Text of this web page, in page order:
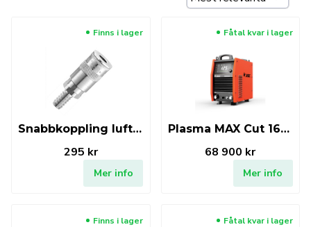
Finns i lager
Snabbkoppling luft JASIC EP
295 kr
Mer info
Fåtal kvar i lager
Plasma MAX Cut 160 (UPH-160)
68 900 kr
Mer info
Finns i lager Fåtal kvar i lager